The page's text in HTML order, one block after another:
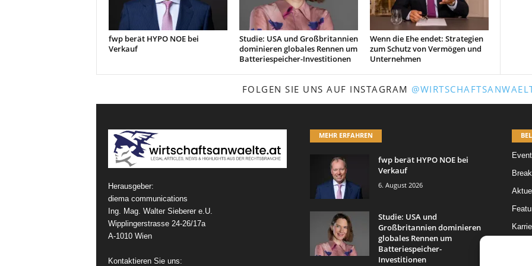
fwp berät HYPO NOE bei
Verkauf
Studie: USA und Großbritannien
dominieren globales Rennen um
Batteriespeicher-Investitionen
Wenn die Ehe endet: Strategien
zum Schutz von Vermögen und
Unternehmen
FOLGEN SIE UNS AUF INSTAGRAM
Herausgeber:
diema communications
Ing. Mag. Walter Sieberer e.U.
Wipplingerstrasse 24-26/17a
A-1010 Wien
Kontaktieren Sie uns:
MEHR ERFAHREN
fwp berät HYPO NOE bei
Verkauf
6. August 2026
Studie: USA und
Großbritannien dominieren
globales Rennen um
Batteriespeicher-
Investitionen